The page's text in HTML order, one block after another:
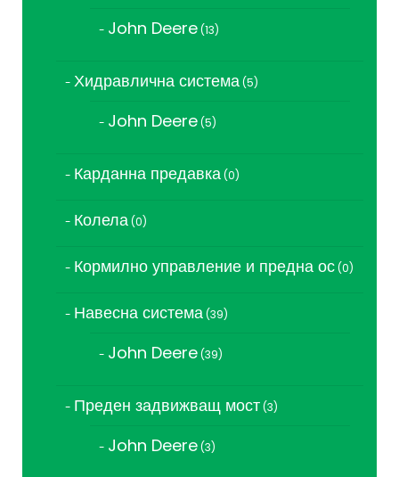
John Deere 1313
Хидравлична система 55
John Deere 55
Карданна предавка 00
Колела 00
Кормилно управление и предна ос 00
Навесна система 3939
John Deere 3939
Преден задвижващ мост 33
John Deere 33